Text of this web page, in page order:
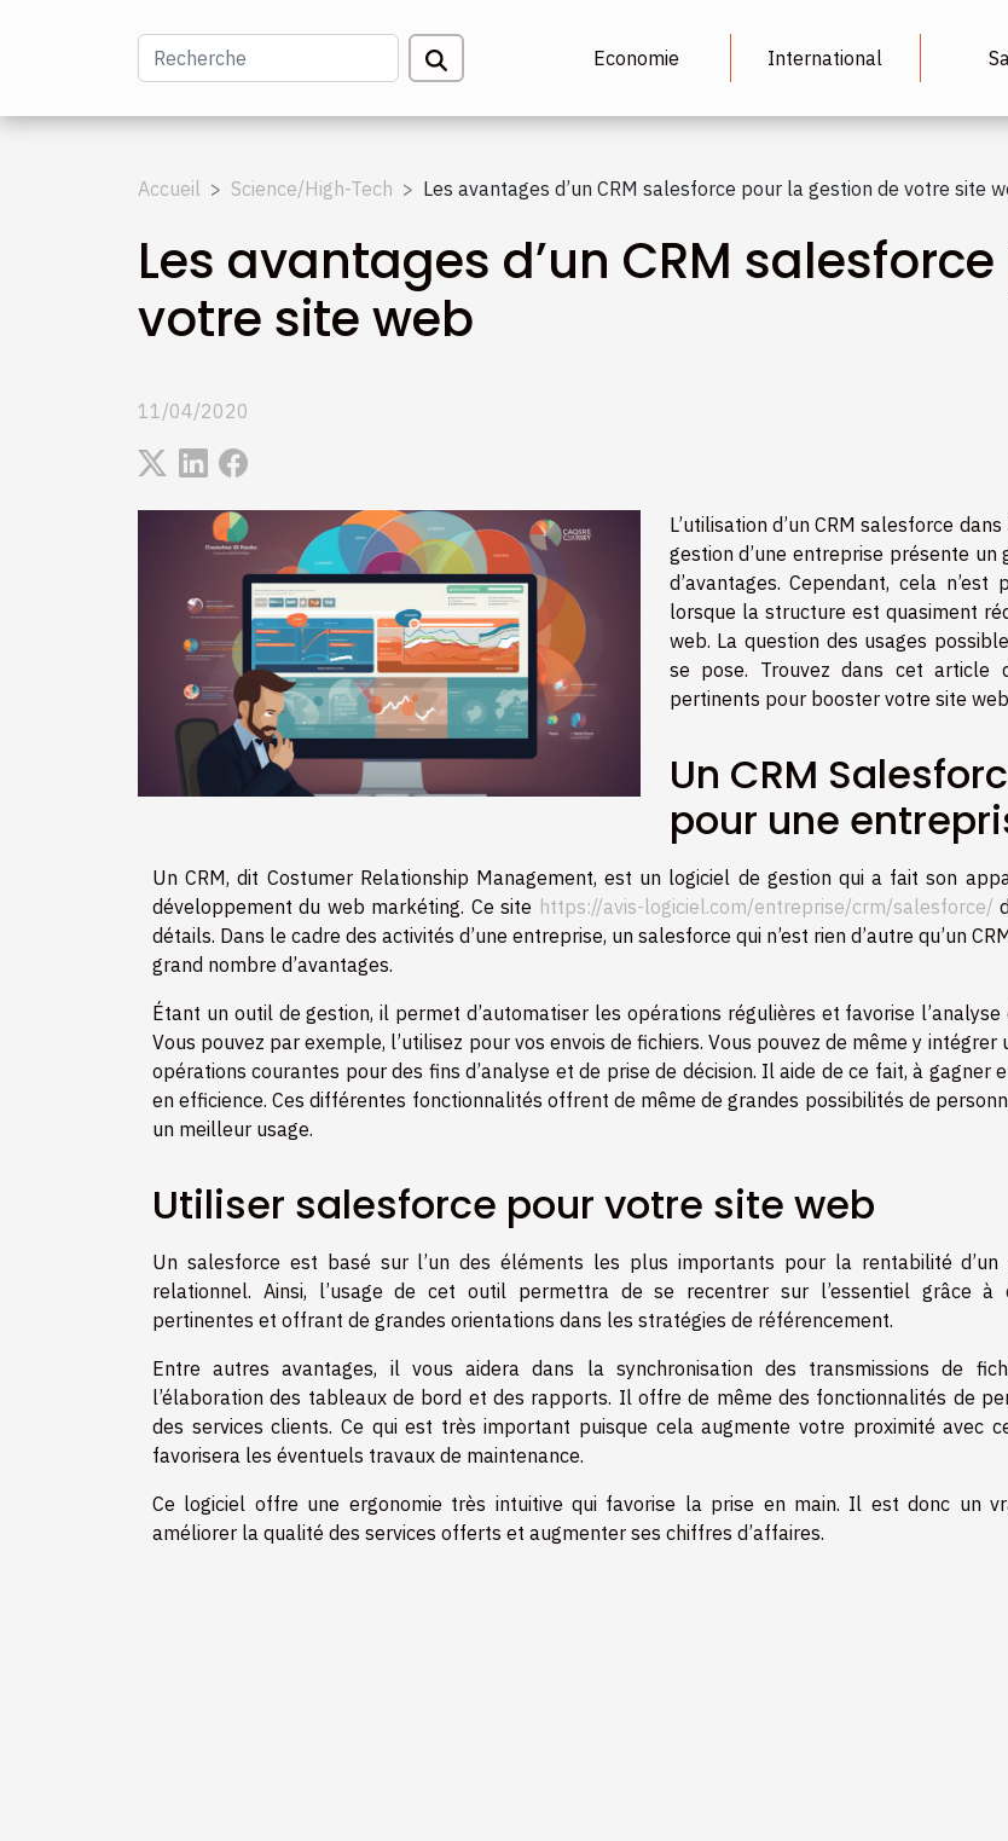
Economie International
Accueil Science/High-Tech Les avantages d’un CRM salesforce pour la gestion de votre site
Les avantages d’un CRM
votre site web
11/04/2020
L’utilisation d’un CRM salesforce
gestion d’une entreprise présente un
d’avantages. Cependant, cela n’est
lorsque la structure est quasiment
web. La question des usages
se pose. Trouvez dans cet article
pertinents pour booster votre site
Un CRM
pour une
Un CRM, dit Costumer Relationship Management, est un logiciel de gestion qui a fait son
développement du web markéting. Ce site https://avis-logiciel.com/entreprise/crm/salesforce/
détails. Dans le cadre des activités d’une entreprise, un salesforce qui n’est rien d’autre qu’un
grand nombre d’avantages.
Étant un outil de gestion, il permet d’automatiser les opérations régulières et favorise
Vous pouvez par exemple, l’utilisez pour vos envois de fichiers. Vous pouvez de même y intégrer
opérations courantes pour des fins d’analyse et de prise de décision. Il aide de ce fait, à gagner
en efficience. Ces différentes fonctionnalités offrent de même de grandes possibilités de
un meilleur usage.
Utiliser salesforce pour votre site web
Un salesforce est basé sur l’un des éléments les plus importants pour la rentabilité
relationnel. Ainsi, l’usage de cet outil permettra de se recentrer sur l’essentiel grâce à
pertinentes et offrant de grandes orientations dans les stratégies de référencement.
Entre autres avantages, il vous aidera dans la synchronisation des transmissions de
l’élaboration des tableaux de bord et des rapports. Il offre de même des fonctionnalités de
des services clients. Ce qui est très important puisque cela augmente votre proximité avec
favorisera les éventuels travaux de maintenance.
Ce logiciel offre une ergonomie très intuitive qui favorise la prise en main. Il est donc un
améliorer la qualité des services offerts et augmenter ses chiffres d’affaires.